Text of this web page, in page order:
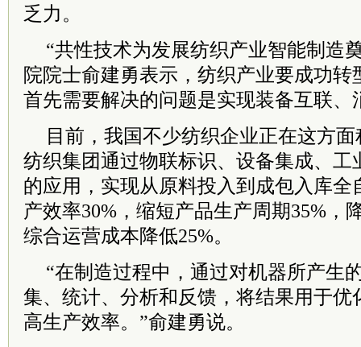
乏力。
“共性技术为发展纺织产业智能制造
院院士俞建勇表示，纺织产业要成功转
首先需要解决的问题是实现装备互联、
目前，我国不少纺织企业正在这方
纺织集团通过物联标识、设备集成、工
的应用，实现从原料投入到成包入库全
产效率30%，缩短产品生产周期35%，
综合运营成本降低25%。
“在制造过程中，通过对机器所产生
集、统计、分析和反馈，将结果用于优
高生产效率。”俞建勇说。